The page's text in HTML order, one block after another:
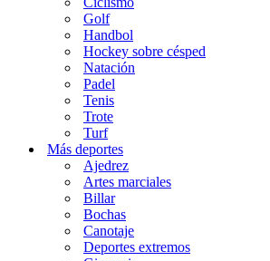
Golf
Handbol
Hockey sobre césped
Natación
Padel
Tenis
Trote
Turf
Más deportes
Ajedrez
Artes marciales
Billar
Bochas
Canotaje
Deportes extremos